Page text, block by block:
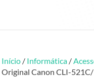
Início / Informática /
Original Canon CLI-